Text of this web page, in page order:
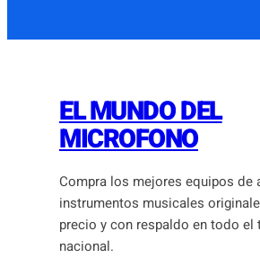
EL MUNDO DEL
MICROFONO
Compra los mejores equipos de
instrumentos musicales
precio y con respaldo en todo el
nacional.